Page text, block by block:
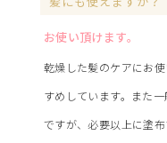
お使い頂けます。
乾燥した髪のケアにお
すめしています。また
ですが、必要以上に塗